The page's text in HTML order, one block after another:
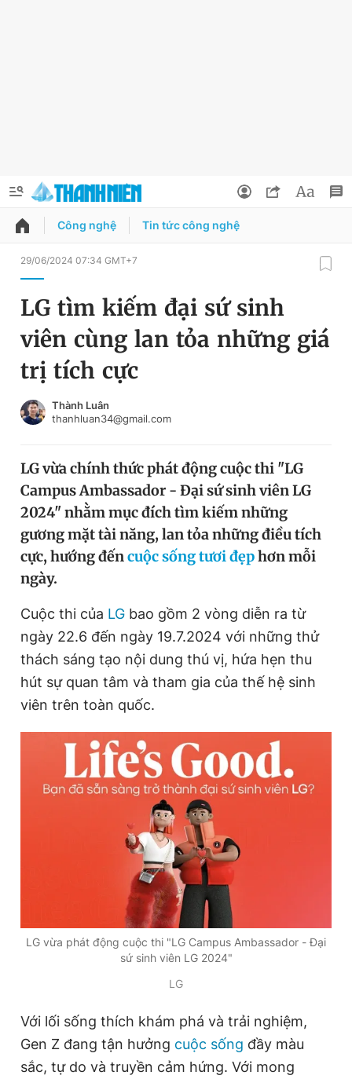
QUẢNG CÁO ĐẶT BÁO
Chuyên mục
Chuyên mục khác
Chào ngày mới
Video Magazine
Sản phẩm khác
Tiện ích
Thông tin tòa soạn Liên hệ quảng cáo
Đọc Thanh Niên trên điện thoại
Liên hệ quảng cáo
0908 780 404
Quảng cáo RSS Tòa soạn
Tổng biên tập: Nguyễn Ngọc Toàn
Phó tổng biên tập: Lâm Hiếu Dũng
Phó tổng biên tập: Trần Việt Hưng
Tổng thư ký tòa soạn: Đức Trung
Giấy phép xuất bản số 110/GP - BTTTT cấp ngày 24.3.2020
Đổi mật khẩu
Tin đã lưu
Công nghệ Tin tức công nghệ
29/06/2024 07:34 GMT+7
LG tìm kiếm đại sứ sinh
viên cùng lan tỏa những giá
trị tích cực
Thành Luân
thanhluan34@gmail.com
LG vừa chính thức phát động cuộc thi "LG
Campus Ambassador - Đại sứ sinh viên LG
2024" nhằm mục đích tìm kiếm những
gương mặt tài năng, lan tỏa những điều tích
cực, hướng đếncuộc sống tươi đẹphơn mỗi
ngày.
Cuộc thi của LG bao gồm 2 vòng diễn ra từ
ngày 22.6 đến ngày 19.7.2024 với những thử
thách sáng tạo nội dung thú vị, hứa hẹn thu
hút sự quan tâm và tham gia của thế hệ sinh
viên trên toàn quốc.
LG vừa phát động cuộc thi "LG Campus Ambassador - Đại
sứ sinh viên LG 2024"
LG
Với lối sống thích khám phá và trải nghiệm,
Gen Z đang tận hưởng cuộc sống đầy màu
sắc, tự do và truyền cảm hứng. Với mong